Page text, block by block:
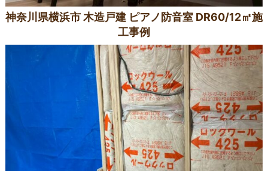
神奈川県横浜市 木造戸建 ピアノ防音室 DR60/12㎡施
工事例